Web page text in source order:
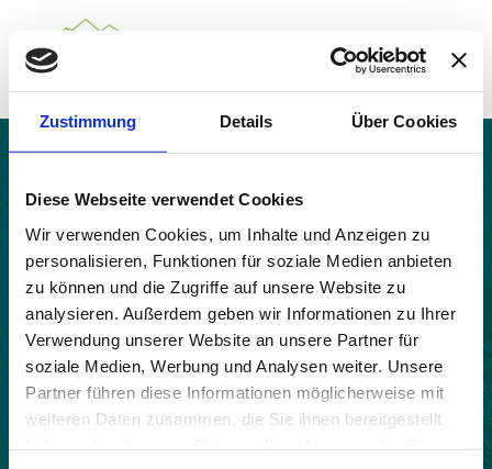
Zustimmung Details Über Cookies
Diese Webseite verwendet Cookies
Wir verwenden Cookies, um Inhalte und Anzeigen zu
personalisieren, Funktionen für soziale Medien anbieten
zu können und die Zugriffe auf unsere Website zu
analysieren. Außerdem geben wir Informationen zu Ihrer
Verwendung unserer Website an unsere Partner für
soziale Medien, Werbung und Analysen weiter. Unsere
Partner führen diese Informationen möglicherweise mit
weiteren Daten zusammen, die Sie ihnen bereitgestellt
Über das Gemeindenetzwerk
Themen
Alpine Kooperationen
Termine
DeutschItaliano Français SlovenščinaEnglish
Barnave